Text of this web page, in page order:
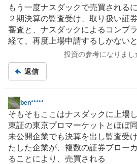
板
記
事
もう一度ナスダックで売買される
２期決算の監査受け、取り扱い証
審査と、ナスダックによるコンプ
経て、再度上場申請するしかない
投資の参考になりまし
返信
掲
示
板
記
事
ben*****
そもそもここはナスダックに上場
東証の東京プロマーケットとほぼ
未公開企業でも決算を出し監査受
たした企業が、複数の証券ブロー
ることにより、売買される